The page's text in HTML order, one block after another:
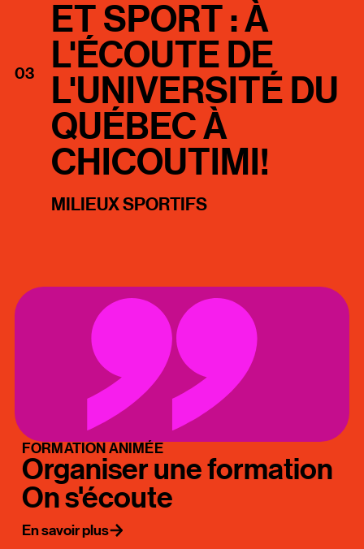
03
ET SPORT : À
L'ÉCOUTE DE
L'UNIVERSITÉ DU
QUÉBEC À
CHICOUTIMI!
MILIEUX SPORTIFS
FORMATION ANIMÉE
Organiser une formation
On s'écoute
En savoir plus